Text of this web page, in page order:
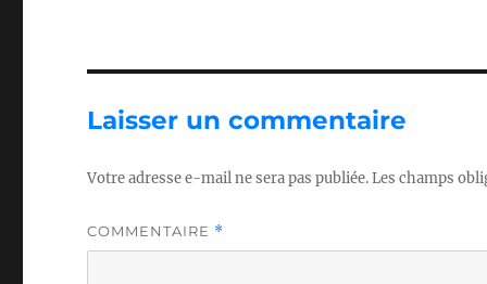
Laisser un commentaire
Votre adresse e-mail ne sera pas publiée.Les champs
COMMENTAIRE *